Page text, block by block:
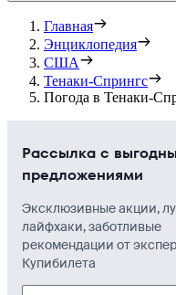
Главная
Энциклопедия
США
Тенаки-Спрингс
Погода в Тенаки-
Рассылка с
предложениями
Эксклюзивные акции,
лайфхаки, заботливые
рекомендации от
Купибилета